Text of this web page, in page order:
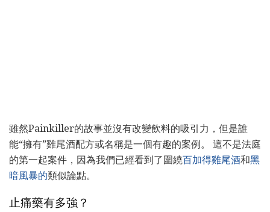
雖然Painkiller的故事並沒有改變飲料的吸引力，但是誰
能“擁有”雞尾酒配方或名稱是一個有趣的案例。 這不是法庭
的第一起案件，因為我們已經看到了圍繞百加得雞尾酒和黑
暗風暴的類似論點。
止痛藥有多強？